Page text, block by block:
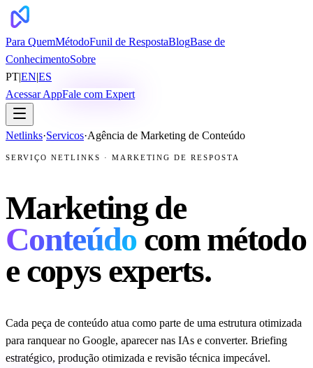
Para QuemMétodoFunil de RespostaBlogBase de
ConhecimentoSobre
PT|EN|ES
Acessar AppFale com Expert
Netlinks·Servicos·Agência de Marketing de Conteúdo
SERVIÇO NETLINKS · MARKETING DE RESPOSTA
Marketing de
Conteúdocom método
e copys experts.
Cada peça de conteúdo atua como parte de uma estrutura otimizada
para ranquear no Google, aparecer nas IAs e converter. Briefing
estratégico, produção otimizada e revisão técnica impecável.